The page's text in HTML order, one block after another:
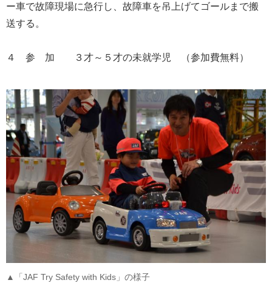
ー車で故障現場に急行し、故障車を吊上げてゴールまで搬
送する。
４ 参 加 ３才～５才の未就学児 （参加費無料）
▲「JAF Try Safety with Kids」の様子